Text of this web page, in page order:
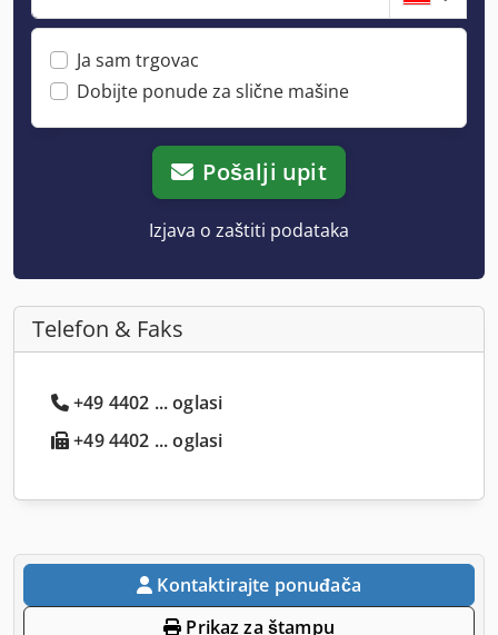
Ja sam trgovac
Dobijte ponude za slične mašine
Pošalji upit
Izjava o zaštiti podataka
Telefon & Faks
+49 4402 ... oglasi
+49 4402 ... oglasi
Kontaktirajte ponuđača
Prikaz za štampu